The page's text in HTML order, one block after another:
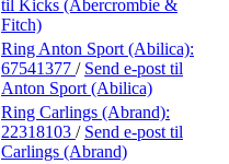
til Kicks (Abercrombie &
Fitch)
Ring Anton Sport (Abilica):
67541377 / Send e-post til
Anton Sport (Abilica)
Ring Carlings (Abrand):
22318103 / Send e-post til
Carlings (Abrand)